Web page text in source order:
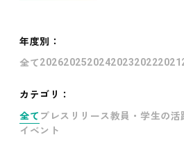
年度別 ：
全て202620252024202320222021
カテゴリ：
全て プレスリリース教員・学生の活
イベント